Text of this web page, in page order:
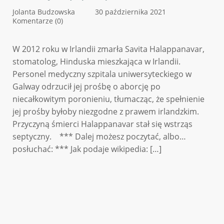
Jolanta Budzowska
30 października 2021
Komentarze (0)
W 2012 roku w Irlandii zmarła Savita Halappanavar,
stomatolog, Hinduska mieszkająca w Irlandii.
Personel medyczny szpitala uniwersyteckiego w
Galway odrzucił jej prośbę o aborcję po
niecałkowitym poronieniu, tłumacząc, że spełnienie
jej prośby byłoby niezgodne z prawem irlandzkim.
Przyczyną śmierci Halappanavar stał się wstrząs
septyczny. *** Dalej możesz poczytać, albo…
posłuchać: *** Jak podaje wikipedia: […]